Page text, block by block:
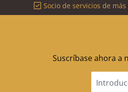
Socio de servicios de
Suscríbase ahora a
de